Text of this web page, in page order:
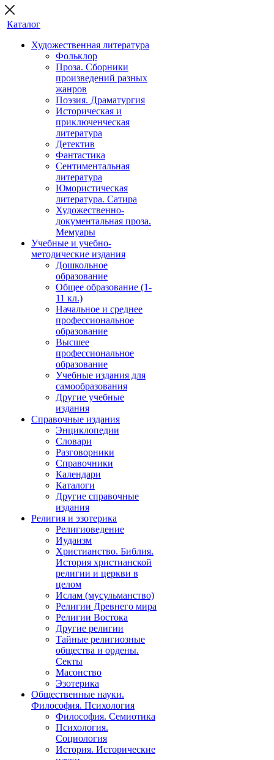
Каталог
Художественная литература
Фольклор
Проза. Сборники
произведений разных
жанров
Поэзия. Драматургия
Историческая и
приключенческая
литература
Детектив
Фантастика
Сентиментальная
литература
Юмористическая
литература. Сатира
Художественно-
документальная проза.
Мемуары
Учебные и учебно-
методические издания
Дошкольное
образование
Общее образование (1-
11 кл.)
Начальное и среднее
профессиональное
образование
Высшее
профессиональное
образование
Учебные издания для
самообразования
Другие учебные
издания
Справочные издания
Энциклопедии
Словари
Разговорники
Справочники
Календари
Каталоги
Другие справочные
издания
Религия и эзотерика
Религиоведение
Иудаизм
Христианство. Библия.
История христианской
религии и церкви в
целом
Ислам (мусульманство)
Религии Древнего мира
Религии Востока
Другие религии
Тайные религиозные
общества и ордены.
Секты
Масонство
Эзотерика
Общественные науки.
Философия. Психология
Философия. Семиотика
Психология.
Социология
История. Исторические